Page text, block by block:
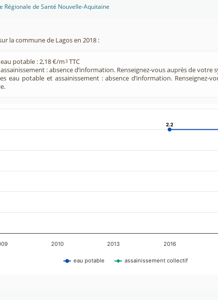
Régionale de Santé Nouvelle-Aquitaine
la commune de Lagos en 2018 :
potable : 2,18 €/m3 TTC
: absence d’information. Renseignez-vous auprès de votre
eau potable et assainissement : absence d’information. Renseignez-
2.2
2.2
eau potable assainissement collectif
2010 2013 2016